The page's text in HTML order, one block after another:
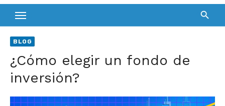
BLOG
¿Cómo elegir un fondo de
inversión?